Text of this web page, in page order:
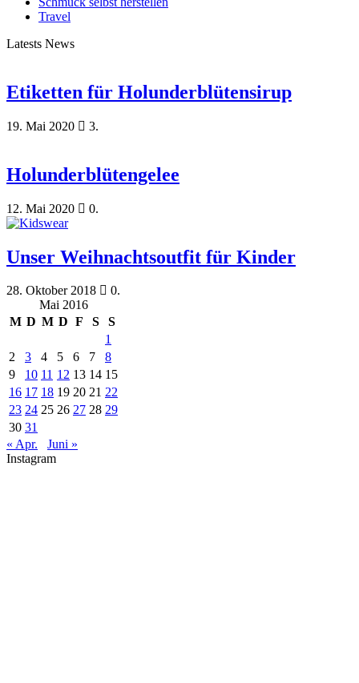
Travel
Latests News
Etiketten für Holunderblütensirup
19. Mai 2020 3.
Holunderblütengelee
12. Mai 2020 0.
Unser Weihnachtsoutfit für Kinder
28. Oktober 2018
0.
Mai 2016
M D M D F S
S
1
2
3 4 5 6 7
8
9
10 11 12 13 14 15
16 17 18 19 20 21 22
23 24 25 26 27 28 29
30 31
« Apr.
Juni »
Instagram